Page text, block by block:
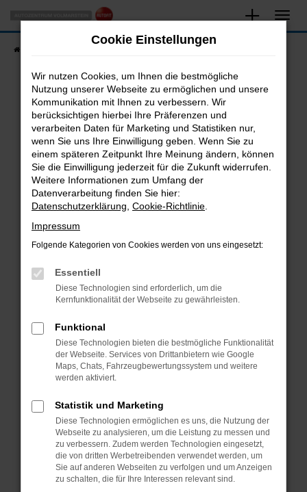
Zum
Hauptinhalt
springen
Fahrzeugsuche
Fehler: Network Error
Beim Laden ist ein Fehler aufgetreten.
Hier sind ein paar Tipps, die dir helfen können:
Überprüfe deine Firewall und deine
Internetverbindung.
Laden andere Webseiten, zum Beispiel deine
Suchmaschine?
Prüfe deine Browsererweiterungen.
können das Laden bestimmter Seiten
verhindern. Funktioniert die Seite in einem
anderen Browser oder in einem privaten
Starte dein Gerät neu.
Das kann manchmal helfen, vorübergehende
Probleme zu beheben.
Betriebssystem auf dem neuesten Stand
sind.
Veraltete Software birgt nicht nur ein
Sicherheitsrisiko, sondern kann auch dazu
führen, dass bestimmte Funktionen nicht mehr
unterstützt werden.
Cookie Einstellungen
Wir nutzen Cookies, um Ihnen die bestmögliche
Nutzung unserer Webseite zu ermöglichen und unsere
Kommunikation mit Ihnen zu verbessern. Wir
berücksichtigen hierbei Ihre Präferenzen und
verarbeiten Daten für Marketing und Statistiken nur,
wenn Sie uns Ihre Einwilligung geben. Wenn Sie zu
einem späteren Zeitpunkt Ihre Meinung ändern, können
Sie die Einwilligung jederzeit für die Zukunft widerrufen.
Weitere Informationen zum Umfang der
Datenverarbeitung finden Sie hier:
Datenschutzerklärung Cookie-Richtlinie
Impressum
Folgende Kategorien von Cookies werden von uns eingesetzt:
Essentiell
Diese Technologien sind erforderlich, um die
Kernfunktionalität der Webseite zu gewährleisten.
Funktional
Diese Technologien bieten die bestmögliche Funktionalität
der Webseite. Services von Drittanbietern wie Google
Maps, Chats, Fahrzeugbewertungssystem und weitere
werden aktiviert.
Statistik und Marketing
Diese Technologien ermöglichen es uns, die Nutzung der
Webseite zu analysieren, um die Leistung zu messen und
zu verbessern. Zudem werden Technologien eingesetzt,
die von dritten Werbetreibenden verwendet werden, um
Sie auf anderen Webseiten zu verfolgen und um Anzeigen
zu schalten, die für Ihre Interessen relevant sind.